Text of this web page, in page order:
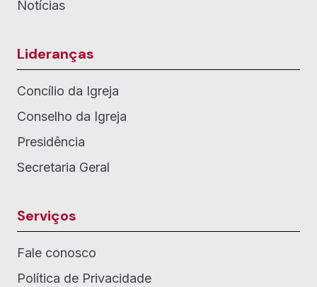
Notícias
Lideranças
Concílio da Igreja
Conselho da Igreja
Presidência
Secretaria Geral
Serviços
Fale conosco
Política de Privacidade